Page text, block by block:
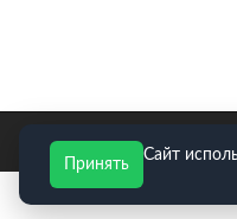
E-mail для
Сайт
Принять